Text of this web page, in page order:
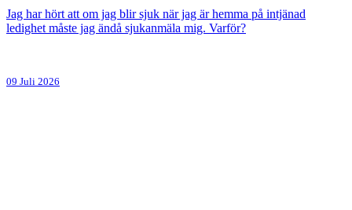
Jag har hört att om jag blir sjuk när jag är hemma på intjänad
ledighet måste jag ändå sjukanmäla mig. Varför?
09 Juli 2026